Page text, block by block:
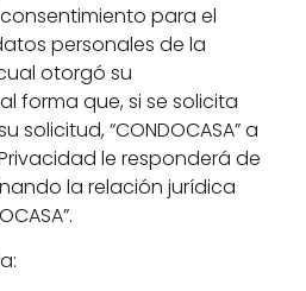
para el
personales de la
otorgó su
forma que, si se solicita
“CONDOCASA” a
le responderá de
la relación jurídica